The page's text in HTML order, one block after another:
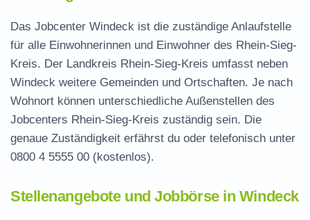
Das Jobcenter Windeck ist die zuständige Anlaufstelle
für alle Einwohnerinnen und Einwohner des Rhein-Sieg-
Kreis. Der Landkreis Rhein-Sieg-Kreis umfasst neben
Windeck weitere Gemeinden und Ortschaften. Je nach
Wohnort können unterschiedliche Außenstellen des
Jobcenters Rhein-Sieg-Kreis zuständig sein. Die
genaue Zuständigkeit erfährst du oder telefonisch unter
0800 4 5555 00 (kostenlos).
Stellenangebote und Jobbörse in Windeck